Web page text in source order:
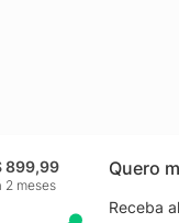
899,99
2 meses
Quero
Receba